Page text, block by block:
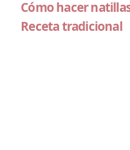
Cómo hacer
Receta tradicional